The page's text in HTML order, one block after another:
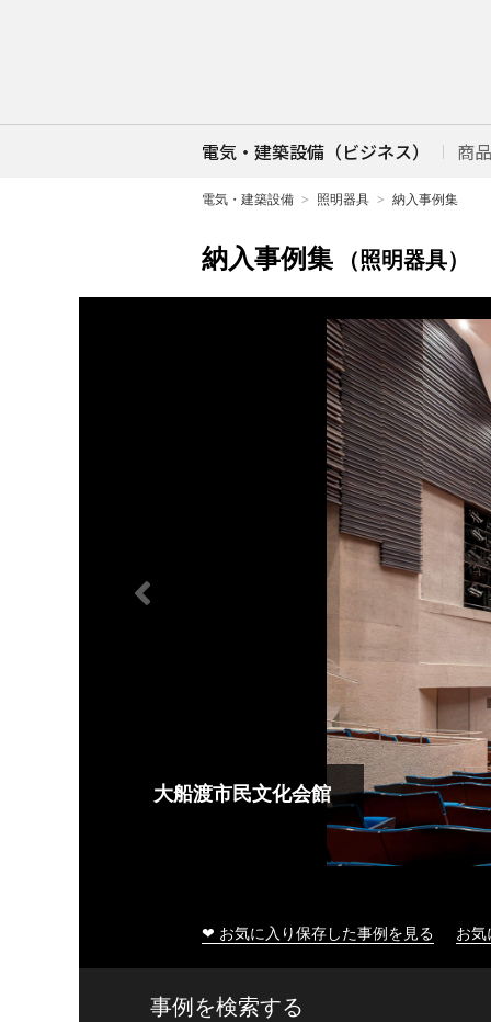
電気・建築設備（ビジネス） 商
電気・建築設備 照明器具 納入事例集
納入事例集 （照明器具）
大船渡市民文化会館
❤ お気に入り保存した事例を見る お
事例を検索する